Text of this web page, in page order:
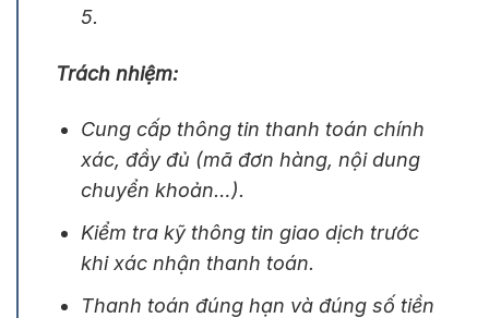
5.
Trách nhiệm:
Cung cấp thông tin thanh toán chính
xác, đầy đủ (mã đơn hàng, nội dung
chuyển khoản…).
Kiểm tra kỹ thông tin giao dịch trước
khi xác nhận thanh toán.
Thanh toán đúng hạn và đúng số tiền